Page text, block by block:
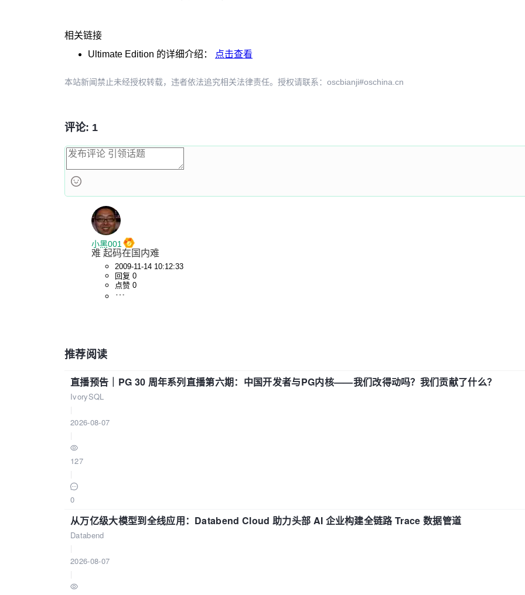
相关链接
Ultimate Edition 的详细介绍： 点击查看
本站新闻禁止未经授权转载，违者依法追究相关法律责任。授权请联系：oscbianji#oschina.cn
评论: 1
小黑001
难 起码在国内难
2009-11-14 10:12:33
回复 0
点赞 0
推荐阅读
直播预告｜PG 30 周年系列直播第六期：中国开发者与PG内核——我们改得动吗？我们贡献了什么？
IvorySQL
2026-08-07
127
0
从万亿级大模型到全线应用：Databend Cloud 助力头部 AI 企业构建全链路 Trace 数据管道
Databend
2026-08-07